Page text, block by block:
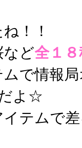
！！
など全１
で情報
よ☆
テムで